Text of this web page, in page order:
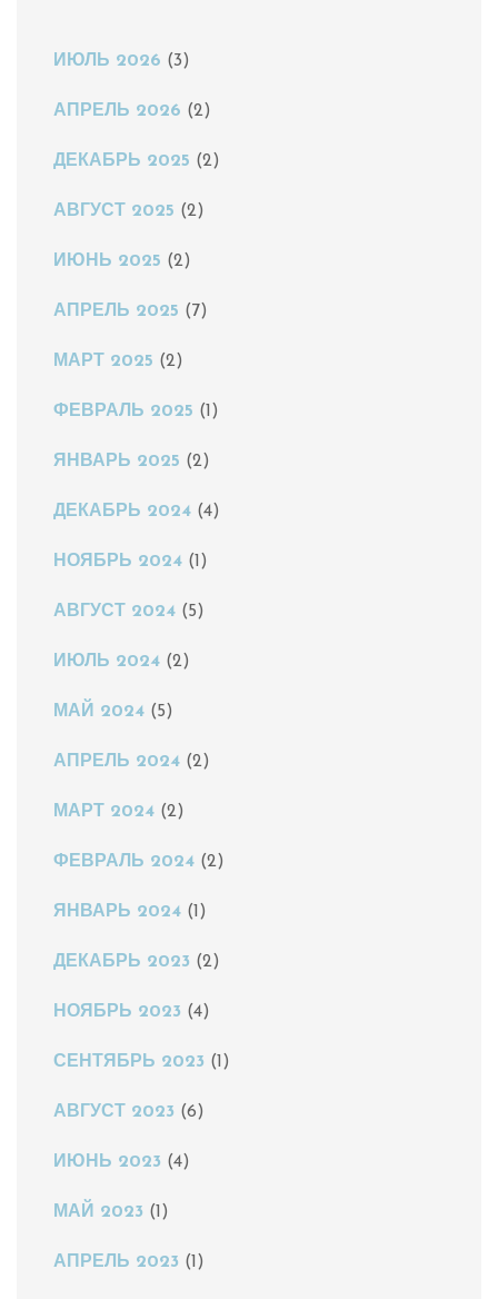
ИЮЛЬ 2026 (3)
АПРЕЛЬ 2026 (2)
ДЕКАБРЬ 2025 (2)
АВГУСТ 2025 (2)
ИЮНЬ 2025 (2)
АПРЕЛЬ 2025 (7)
МАРТ 2025 (2)
ФЕВРАЛЬ 2025 (1)
ЯНВАРЬ 2025 (2)
ДЕКАБРЬ 2024 (4)
НОЯБРЬ 2024 (1)
АВГУСТ 2024 (5)
ИЮЛЬ 2024 (2)
МАЙ 2024 (5)
АПРЕЛЬ 2024 (2)
МАРТ 2024 (2)
ФЕВРАЛЬ 2024 (2)
ЯНВАРЬ 2024 (1)
ДЕКАБРЬ 2023 (2)
НОЯБРЬ 2023 (4)
СЕНТЯБРЬ 2023 (1)
АВГУСТ 2023 (6)
ИЮНЬ 2023 (4)
МАЙ 2023 (1)
АПРЕЛЬ 2023 (1)